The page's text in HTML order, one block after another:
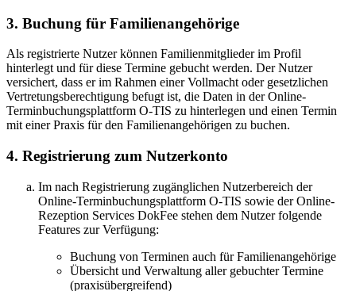
3. Buchung für Familienangehörige
Als registrierte Nutzer können Familienmitglieder im Profil
hinterlegt und für diese Termine gebucht werden. Der Nutzer
versichert, dass er im Rahmen einer Vollmacht oder gesetzlichen
Vertretungsberechtigung befugt ist, die Daten in der Online-
Terminbuchungsplattform O-TIS zu hinterlegen und einen Termin
mit einer Praxis für den Familienangehörigen zu buchen.
4. Registrierung zum Nutzerkonto
Im nach Registrierung zugänglichen Nutzerbereich der
Online-Terminbuchungsplattform O-TIS sowie der Online-
Rezeption Services DokFee stehen dem Nutzer folgende
Features zur Verfügung:
Buchung von Terminen auch für Familienangehörige
Übersicht und Verwaltung aller gebuchter Termine
(praxisübergreifend)